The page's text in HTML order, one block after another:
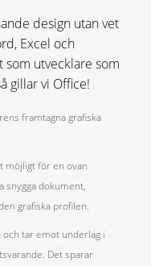
design utan vet
Excel och
som utvecklare som
gillar vi Office!
framtagna grafiska
möjligt för en ovan
snygga dokument,
grafiska profilen.
tar emot underlag i
Det sparar